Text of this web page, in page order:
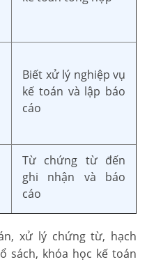
Biết xử lý nghiệp vụ
kế toán và lập báo
cáo
Từ chứng từ đến
ghi nhận và báo
cáo
xử lý chứng từ, hạch
sách, khóa học kế toán